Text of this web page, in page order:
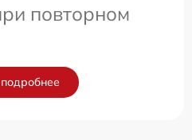
повторном